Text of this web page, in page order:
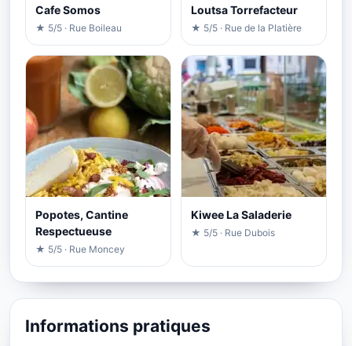
Cafe Somos
★ 5/5 · Rue Boileau
Loutsa Torrefacteur
★ 5/5 · Rue de la Platière
Popotes, Cantine
Respectueuse
★ 5/5 · Rue Moncey
Kiwee La Saladerie
★ 5/5 · Rue Dubois
Informations pratiques